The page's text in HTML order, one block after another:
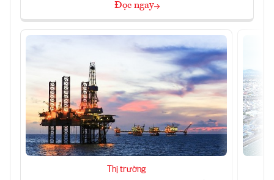
Đọc ngay
Thị trường